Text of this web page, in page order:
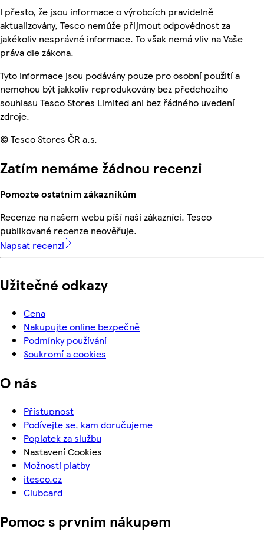
I přesto, že jsou informace o výrobcích pravidelně
aktualizovány, Tesco nemůže přijmout odpovědnost za
jakékoliv nesprávné informace. To však nemá vliv na Vaše
práva dle zákona.
Tyto informace jsou podávány pouze pro osobní použití a
nemohou být jakkoliv reprodukovány bez předchozího
souhlasu Tesco Stores Limited ani bez řádného uvedení
zdroje.
© Tesco Stores ČR a.s.
Zatím nemáme žádnou recenzi
Pomozte ostatním zákazníkům
Recenze na našem webu píší naši zákazníci. Tesco
publikované recenze neověřuje.
Napsat recenzi
Užitečné odkazy
Cena
Nakupujte online bezpečně
Podmínky používání
Soukromí a cookies
O nás
Přístupnost
Podívejte se, kam doručujeme
Poplatek za službu
Nastavení Cookies
Možnosti platby
itesco.cz
Clubcard
Pomoc s prvním nákupem